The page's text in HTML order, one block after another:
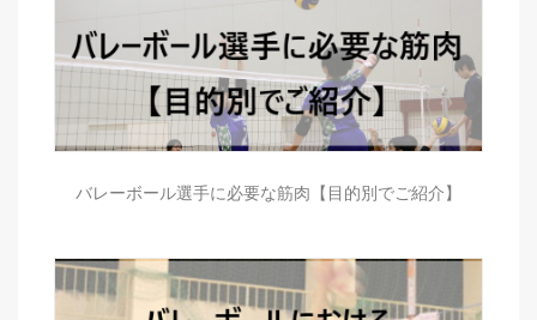
バレーボール選手に必要な筋肉【目的別でご紹介】